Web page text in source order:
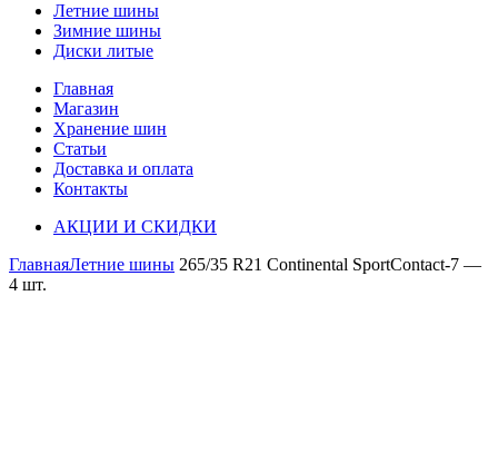
Летние шины
Зимние шины
Диски литые
Главная
Магазин
Хранение шин
Статьи
Доставка и оплата
Контакты
АКЦИИ И СКИДКИ
ГлавнаяЛетние шины 265/35 R21 Continental SportContact-7 —
4 шт.